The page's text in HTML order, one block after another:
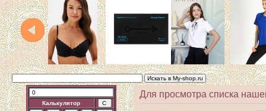
Калькулятор
Для просмотра списка